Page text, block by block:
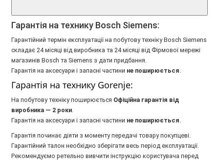
Гарантія на технику Bosch Siemens:
Гарантійний термін експлуатації на побутову техніку Bosch Siemens
складає 24 місяці від виробника та 24 місяці від Фірмової мережі
магазинів Bosch та Siemens з дати придбання.
Гарантія на аксесуари і запасні частини не поширюється
Гарантія на технику Gorenje:
На побутову техніку поширюється Oфіційна гарантія від
виробника — 2 роки
Гарантія на аксесуари і запасні частини не поширюється
Гарантія починає діяти з моменту передачі товару покупцеві.
Гарантійний талон необхідно зберігати весь період експлуатації.
Рекомендуємо ретельно вивчити інструкцію користувача перед